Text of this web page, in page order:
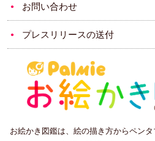
お問い合わせ
プレスリリースの送付
お絵かき図鑑は、絵の描き方からペン